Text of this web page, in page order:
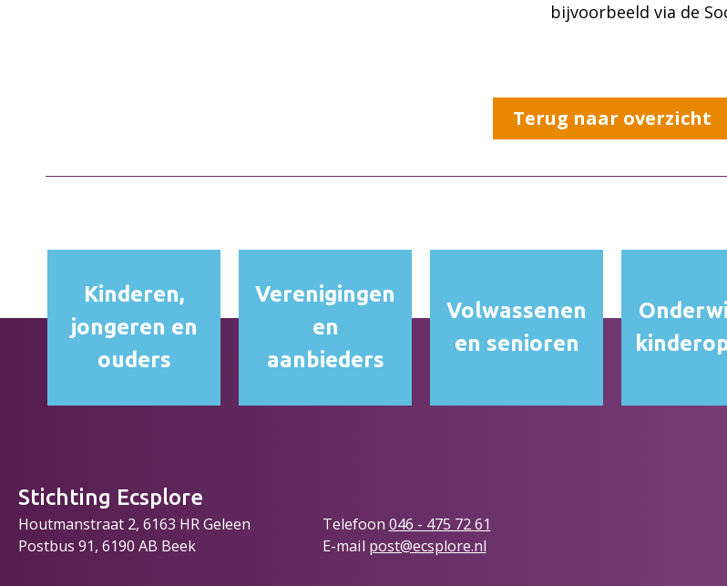
bijvoorbeeld via de
Terug naar overzicht
Kinderen,
jongeren en
ouders
Verenigingen
en
aanbieders
Volwassenen
en senioren
Stichting Ecsplore
Houtmanstraat 2, 6163 HR Geleen
Postbus 91, 6190 AB Beek
Telefoon 046 - 475 7261
E-mail post@ecsplore.nl